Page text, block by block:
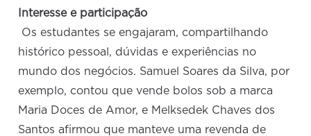
Interesse e participação
Os estudantes se engajaram, compartilhando
histórico pessoal, dúvidas e experiências no
mundo dos negócios. Samuel Soares da Silva, por
exemplo, contou que vende bolos sob a marca
Maria Doces de Amor, e Melksedek Chaves dos
Santos afirmou que manteve uma revenda de